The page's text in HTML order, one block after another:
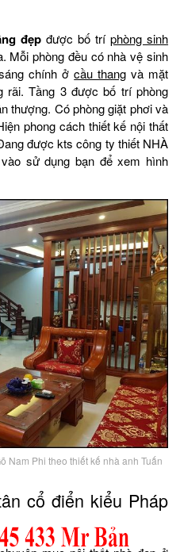
đẹp được bố tríphòng sinh
Mỗi phòng đều có nhà vệ sinh
chính ởcầu thang và mặt
rãi. Tầng 3 được bố trí phòng
thượng. Có phòng giặt phơi và
phong cách thiết kế nội thất
được kts công ty thiết NHÀ
sử dụng bạn để xem hình
Nam Phi theo thiết kế nhà anh Tuấn
cổ điển kiểu Pháp